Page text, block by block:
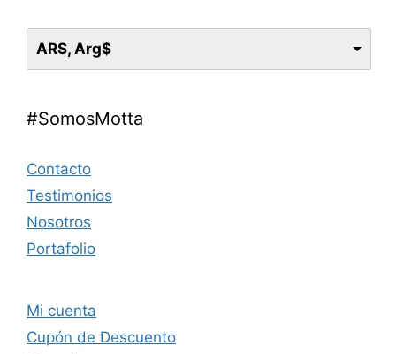
ARS, Arg$
#SomosMotta
Contacto
Testimonios
Nosotros
Portafolio
Mi cuenta
Cupón de Descuento